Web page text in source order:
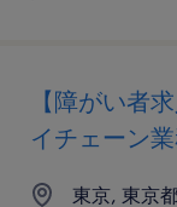
【障がい者
イチェーン
東京, 東京